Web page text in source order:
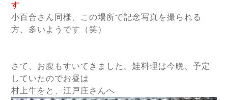
す
小百合さん同様、この場所で記念写真を撮られる
方、多いようです（笑）
さて、お腹もすいてきました。鮭料理は今晩、予定
していたのでお昼は
村上牛をと、江戸庄さんへ